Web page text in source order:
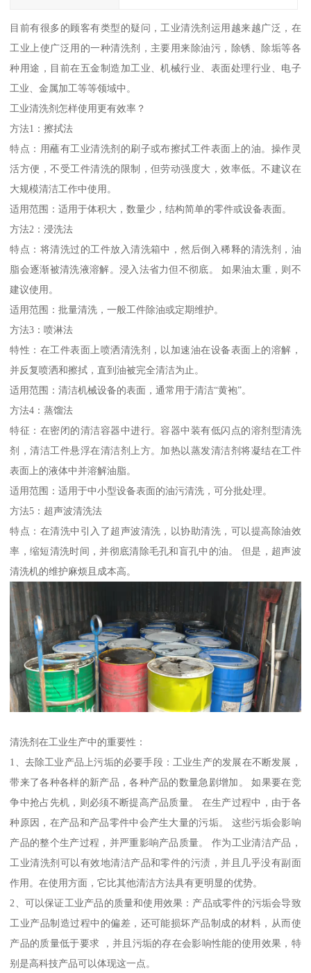
目前有很多的顾客有类型的疑问，工业清洗剂运用越来越广泛，在
工业上使广泛用的一种清洗剂，主要用来除油污，除锈、除垢等各
种用途，目前在五金制造加工业、机械行业、表面处理行业、电子
工业、金属加工等等领域中。
工业清洗剂怎样使用更有效率？
方法1：擦拭法
特点：用蘸有工业清洗剂的刷子或布擦拭工件表面上的油。操作灵
活方便，不受工件清洗的限制，但劳动强度大，效率低。不建议在
大规模清洁工作中使用。
适用范围：适用于体积大，数量少，结构简单的零件或设备表面。
方法2：浸洗法
特点：将清洗过的工件放入清洗箱中，然后倒入稀释的清洗剂，油
脂会逐渐被清洗液溶解。浸入法省力但不彻底。 如果油太重，则不
建议使用。
适用范围：批量清洗，一般工件除油或定期维护。
方法3：喷淋法
特性：在工件表面上喷洒清洗剂，以加速油在设备表面上的溶解，
并反复喷洒和擦拭，直到油被完全清洁为止。
适用范围：清洁机械设备的表面，通常用于清洁“黄袍”。
方法4：蒸馏法
特征：在密闭的清洁容器中进行。容器中装有低闪点的溶剂型清洗
剂，清洁工件悬浮在清洁剂上方。加热以蒸发清洁剂将凝结在工件
表面上的液体中并溶解油脂。
适用范围：适用于中小型设备表面的油污清洗，可分批处理。
方法5：超声波清洗法
特点：在清洗中引入了超声波清洗，以协助清洗，可以提高除油效
率，缩短清洗时间，并彻底清除毛孔和盲孔中的油。 但是，超声波
清洗机的维护麻烦且成本高。
清洗剂在工业生产中的重要性：
1、去除工业产品上污垢的必要手段：工业生产的发展在不断发展，
带来了各种各样的新产品，各种产品的数量急剧增加。 如果要在竞
争中抢占先机，则必须不断提高产品质量。 在生产过程中，由于各
种原因，在产品和产品零件中会产生大量的污垢。 这些污垢会影响
产品的整个生产过程，并严重影响产品质量。 作为工业清洁产品，
工业清洗剂可以有效地清洁产品和零件的污渍，并且几乎没有副面
作用。在使用方面，它比其他清洁方法具有更明显的优势。
2、可以保证工业产品的质量和使用效果：产品或零件的污垢会导致
工业产品制造过程中的偏差，还可能损坏产品制成的材料，从而使
产品的质量低于要求 ，并且污垢的存在会影响性能的使用效果，特
别是高科技产品可以体现这一点。